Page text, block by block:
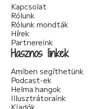
Kapcsolat
Rólunk
Rólunk mondták
Hírek
Partnereink
Hasznos linkek
Amiben segíthetünk
Podcast-ek
Helma hangok
Illusztrátoraink
Kiadók